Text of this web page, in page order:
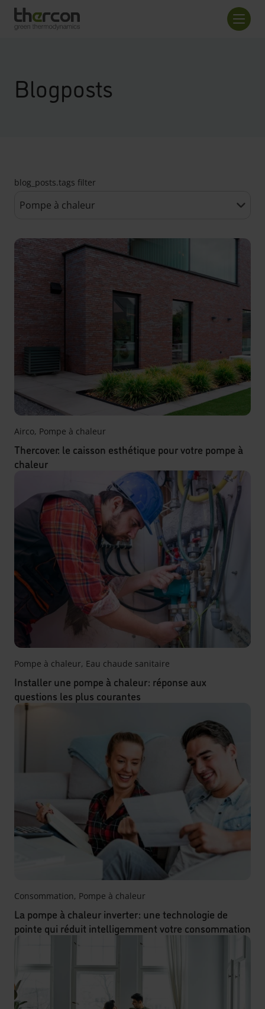
screenreader.back to home
Blogposts
blog_posts.tags filter
Airco, Pompe à chaleur
Thercover: le caisson esthétique pour votre pompe à
chaleur
Pompe à chaleur, Eau chaude sanitaire
Installer une pompe à chaleur : réponse aux
questions les plus courantes
Consommation, Pompe à chaleur
La pompe à chaleur inverter : une technologie de
pointe qui réduit intelligemment votre consommation